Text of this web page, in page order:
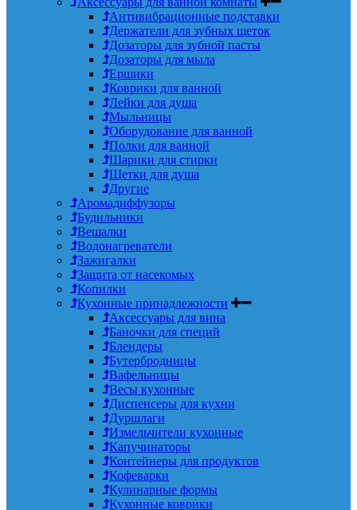
Антивибрационные подставки
Держатели для зубных щеток
Дозаторы для зубной пасты
Дозаторы для мыла
Ершики
Коврики для ванной
Лейки для душа
Мыльницы
Оборудование для ванной
Полки для ванной
Шарики для стирки
Щетки для душа
Другие
Аромадиффузоры
Будильники
Вешалки
Водонагреватели
Зажигалки
Защита от насекомых
Копилки
Кухонные принадлежности
Аксессуары для вина
Баночки для специй
Блендеры
Бутербродницы
Вафельницы
Весы кухонные
Диспенсеры для кухни
Дуршлаги
Измельчители кухонные
Капучинаторы
Контейнеры для продуктов
Кофеварки
Кулинарные формы
Кухонные коврики